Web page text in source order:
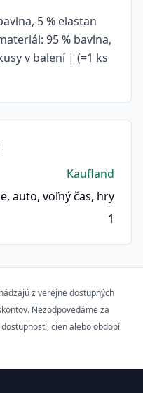
5 % elastan
95 % bavlna,
v balení | (=1 ks
Kaufland
auto, voľný čas, hry
1
z verejne dostupných
Nezodpovedáme za
cien alebo období